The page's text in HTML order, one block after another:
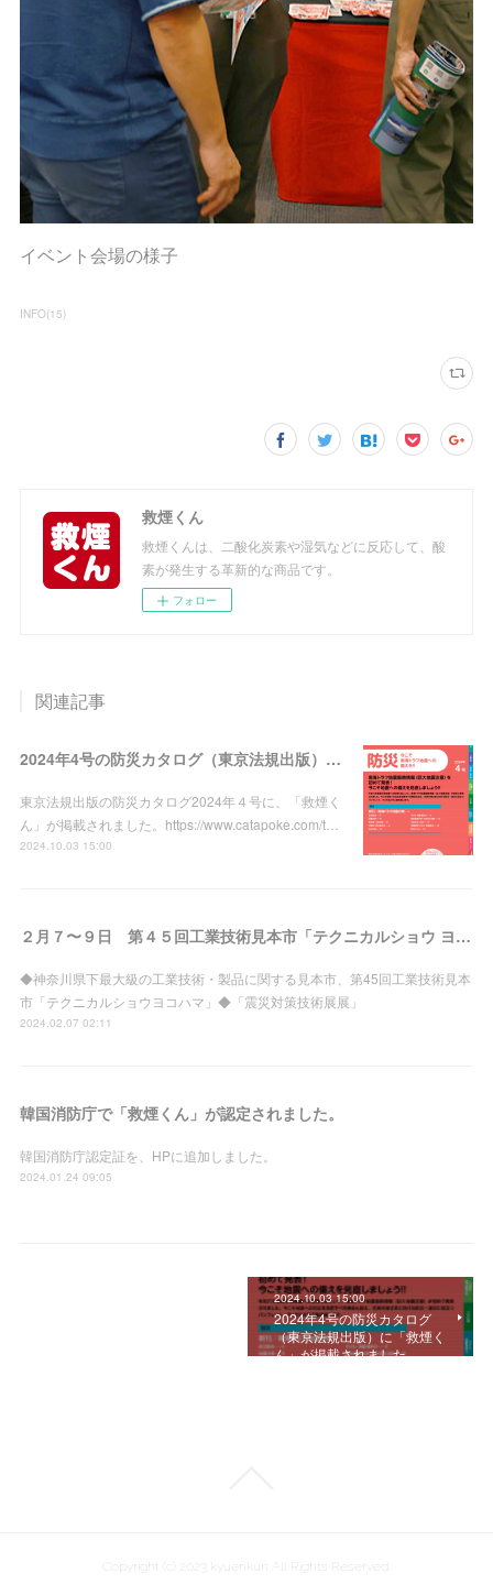
イベント会場の様子
INFO(15)
救煙くん
救煙くんは、二酸化炭素や湿気などに反応して、酸
素が発生する革新的な商品です。
フォロー
関連記事
2024年4号の防災カタログ（東京法規出版）に「救煙くん」が掲載されました。
東京法規出版の防災カタログ2024年４号に、「救煙く
ん」が掲載されました。https://www.catapoke.com/t…
2024.10.03 15:00
２月７〜９日 第４５回工業技術見本市「テクニカルショウ ヨコハマ２０２４」、２月８〜９日 「震災対策技術展」、２ヶ所に出展
◆神奈川県下最大級の工業技術・製品に関する見本市、第45回工業技術見本
市「テクニカルショウヨコハマ」◆「震災対策技術展展」
2024.02.07 02:11
韓国消防庁で「救煙くん」が認定されました。
韓国消防庁認定証を、HPに追加しました。
2024.01.24 09:05
2024.10.03 15:00
2024年4号の防災カタログ
（東京法規出版）に「救煙く
ん」が掲載されました。
Copyright (c) 2023 kyuenkun All Rights Reserved.